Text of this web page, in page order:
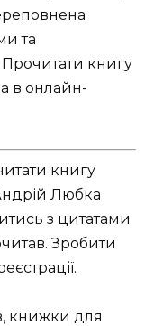
та
книгу
в онлайн-
книгу
Любка
з цитатами
Зробити
книжки для